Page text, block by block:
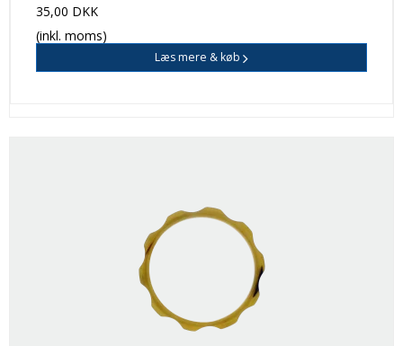
35,00 DKK
(inkl. moms)
Læs mere & køb